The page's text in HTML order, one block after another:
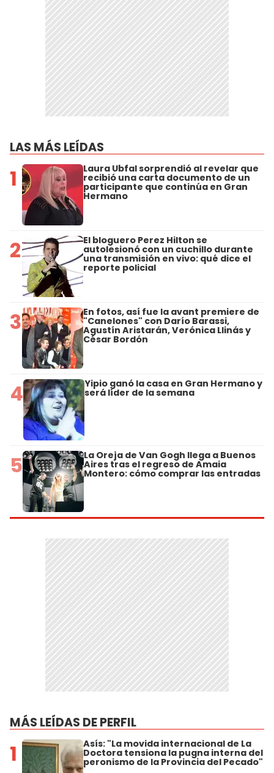
LAS MÁS LEÍDAS
1 Laura Ubfal sorprendió al revelar que
recibió una carta documento de un
participante que continúa en Gran
Hermano
2 El bloguero Perez Hilton se
autolesionó con un cuchillo durante
una transmisión en vivo: qué dice el
reporte policial
3 En fotos, así fue la avant premiere de
"Canelones" con Darío Barassi,
Agustín Aristarán, Verónica Llinás y
César Bordón
4 Yipio ganó la casa en Gran Hermano y
será líder de la semana
5 La Oreja de Van Gogh llega a Buenos
Aires tras el regreso de Amaia
Montero: cómo comprar las entradas
MÁS LEÍDAS DE PERFIL
1 Asís: "La movida internacional de La
Doctora tensiona la pugna interna del
peronismo de la Provincia del Pecado"